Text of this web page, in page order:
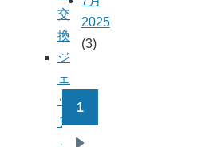
交
換
ジ
ェ
ッ
テ
ィ
2025
(3)
ペ
ー
1